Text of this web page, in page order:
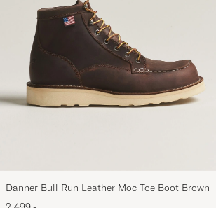
Danner Bull Run Leather Moc Toe Boot Brown